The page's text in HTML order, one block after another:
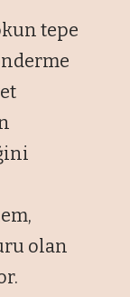
tepe
olan